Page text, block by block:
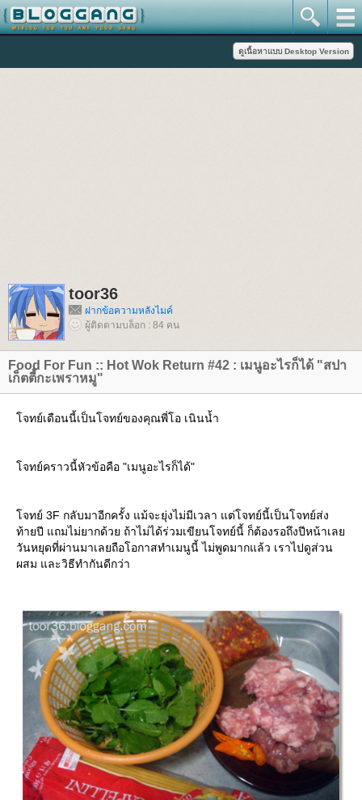
toor36
ฝากข้อความหลังไมค์
ผู้ติดตามบล็อก : 84 คน
Food For Fun :: Hot Wok Return #42 : เมนูอะไรก็ได้ "สปา
เก็ตตี้กะเพราหมู"
จทย์เดือนนี้เป็นโจทย์ของคุณพี่โอ เนินน้ำ
จทย์คราวนี้หัวข้อคือ "เมนูอะไรก็ได้"
จทย์ 3F กลับมาอีกครั้ง แม้จะยุ่งไม่มีเวลา แต่โจทย์นี้เป็นโจทย์ส่ง
ท้ายปี แถมไม่ยากด้วย ถ้าไม่ได้ร่วมเขียนโจทย์นี้ ก็ต้องรอถึงปีหน้าเล
วันหยุดที่ผ่านมาเลยถือโอกาสทำเมนูนี้ ไม่พูดมากแล้ว เราไปดูส่วน
ผสม และวิธีทำกันดีกว่า